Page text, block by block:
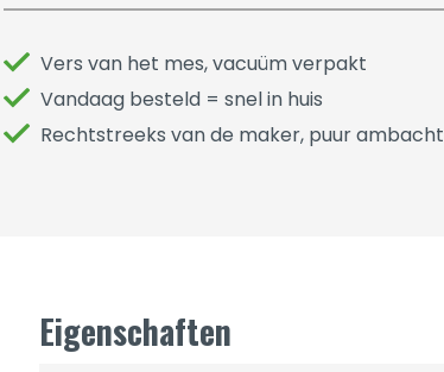
Vers van het mes, vacuüm verpakt
Vandaag besteld = snel in huis
Rechtstreeks van de maker, puur ambacht
Eigenschaften